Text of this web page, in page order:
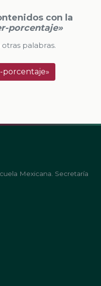
con la
porcentaje»
palabras.
porcentaje»
Mexicana. Secretaría